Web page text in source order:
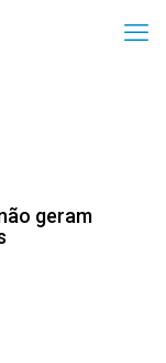
geram